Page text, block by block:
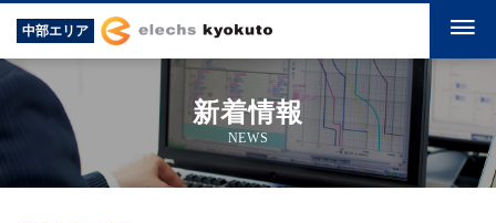
中部エリア
新着情報
NEWS